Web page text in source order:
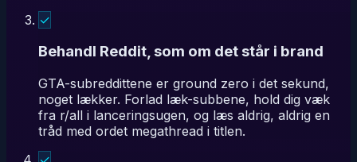
✓
Behandl Reddit, som om det står i brand
GTA-subreddittene er ground zero i det sekund,
noget lækker. Forlad læk-subbene, hold dig væk
fra r/all i lanceringsugen, og læs aldrig, aldrig en
tråd med ordet megathread i titlen.